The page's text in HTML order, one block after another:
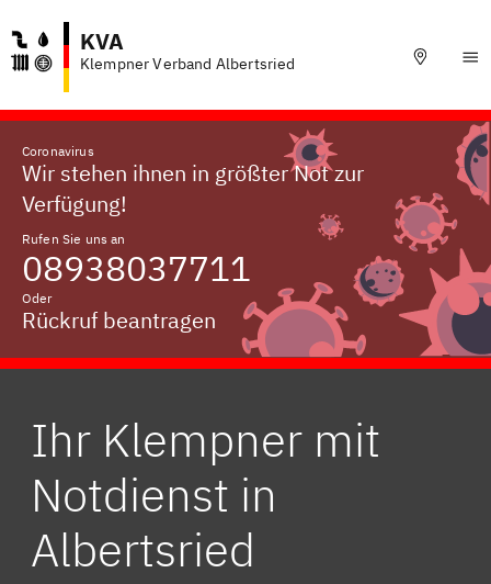
KVA
Klempner Verband Albertsried
Coronavirus
Wir stehen ihnen in größter Not zur
Verfügung!
Rufen Sie uns an
08938037711
Oder
Rückruf beantragen
Ihr Klempner mit
Notdienst in
Albertsried